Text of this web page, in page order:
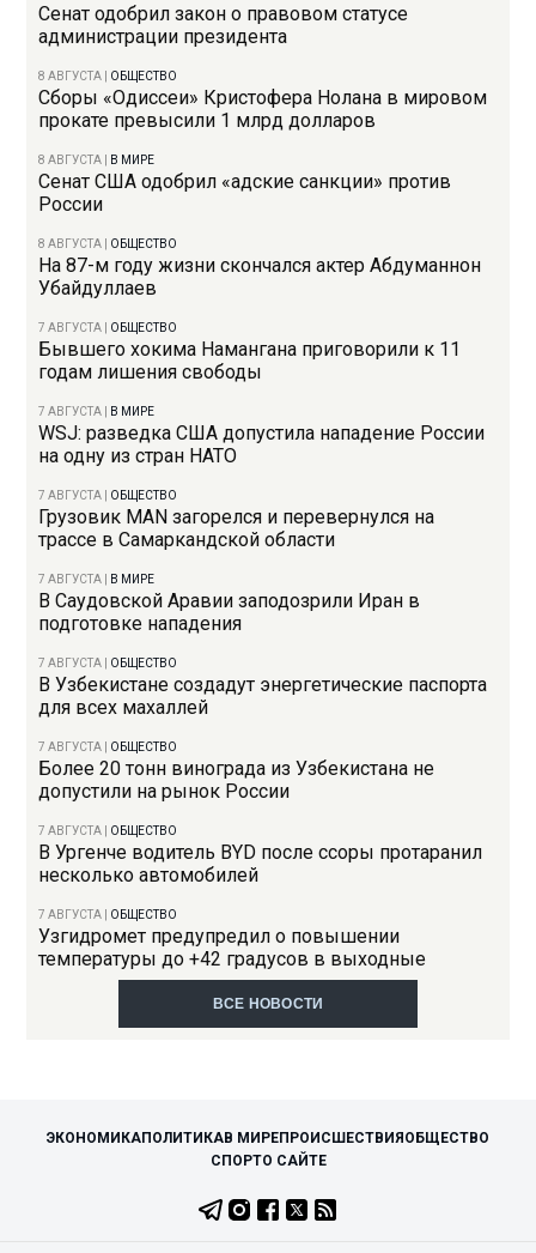
Сенат одобрил закон о правовом статусе
администрации президента
8 АВГУСТА ОБЩЕСТВО
Сборы «Одиссеи» Кристофера Нолана в мировом
прокате превысили 1 млрд долларов
8 АВГУСТА В МИРЕ
Сенат США одобрил «адские санкции» против
России
8 АВГУСТА ОБЩЕСТВО
На 87-м году жизни скончался актер Абдуманнон
Убайдуллаев
7 АВГУСТА ОБЩЕСТВО
Бывшего хокима Намангана приговорили к 11
годам лишения свободы
7 АВГУСТА В МИРЕ
WSJ: разведка США допустила нападение России
на одну из стран НАТО
7 АВГУСТА ОБЩЕСТВО
Грузовик MAN загорелся и перевернулся на
трассе в Самаркандской области
7 АВГУСТА В МИРЕ
В Саудовской Аравии заподозрили Иран в
подготовке нападения
7 АВГУСТА ОБЩЕСТВО
В Узбекистане создадут энергетические паспорта
для всех махаллей
7 АВГУСТА ОБЩЕСТВО
Более 20 тонн винограда из Узбекистана не
допустили на рынок России
7 АВГУСТА ОБЩЕСТВО
В Ургенче водитель BYD после ссоры протаранил
несколько автомобилей
7 АВГУСТА ОБЩЕСТВО
Узгидромет предупредил о повышении
температуры до +42 градусов в выходные
ВСЕ НОВОСТИ
ЭКОНОМИКАПОЛИТИКАВ МИРЕПРОИСШЕСТВИЯОБЩЕСТВО
СПОРТО САЙТЕ